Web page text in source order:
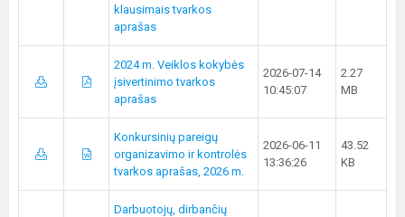
klausimais tvarkos
aprašas
2024 m. Veiklos kokybės
įsivertinimo tvarkos
aprašas
2026-07-14
10:45:07
2.27
MB
Konkursinių pareigų
organizavimo ir kontrolės
tvarkos aprašas, 2026 m.
2026-06-11
13:36:26
43.52
KB
Darbuotojų, dirbančių